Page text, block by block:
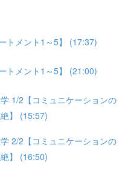
トメント1～5】 (17:37)
トメント1～5】 (21:00)
1/2【コミュニケーションの
】 (15:57)
2/2【コミュニケーションの
】 (16:50)